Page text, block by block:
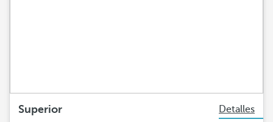
Superior
Detalles